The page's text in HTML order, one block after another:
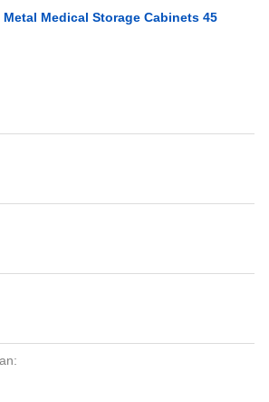
Medical Storage Cabinets 45